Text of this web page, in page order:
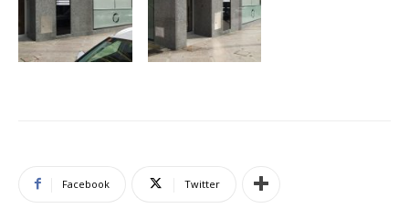
Facebook Twitter